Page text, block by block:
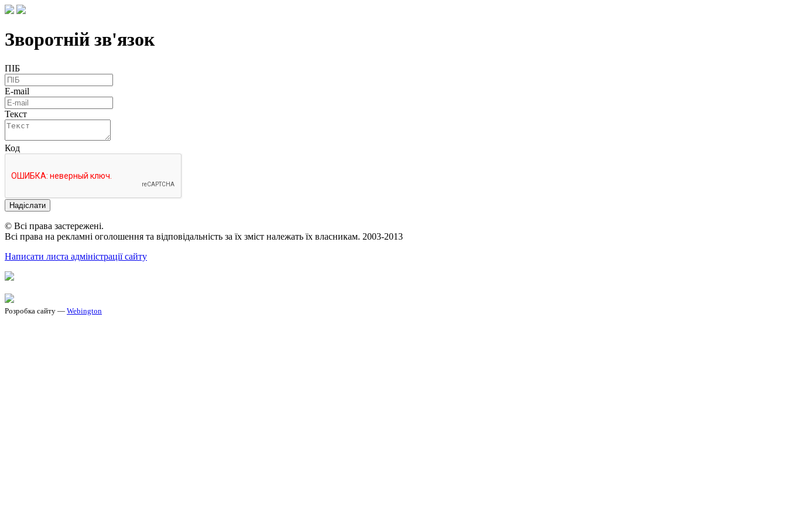
Зворотній зв'язок
ПІБ
E-mail
Текст
Код
Надіслати
© Всі права застережені.
Всі права на рекламні оголошення та відповідальність за їх зміст належать їх власникам. 2003-2013
Написати листа адміністрації сайту
Розробка сайту — Webington